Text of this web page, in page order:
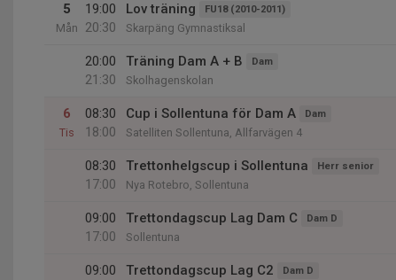
5
Mån
19:00
20:30
Lov träning FU18 (2010-2011)
Skarpäng Gymnastiksal
20:00
21:30
Träning Dam A + B Dam
Skolhagenskolan
6
Tis
08:30
18:00
Cup i Sollentuna för Dam A Dam
Satelliten Sollentuna, Allfarvägen 4
08:30
17:00
Trettonhelgscup i Sollentuna Herr senior
Nya Rotebro, Sollentuna
09:00
17:00
Trettondagscup Lag Dam C Dam D
Sollentuna
09:00
Trettondagscup Lag C2 Dam D